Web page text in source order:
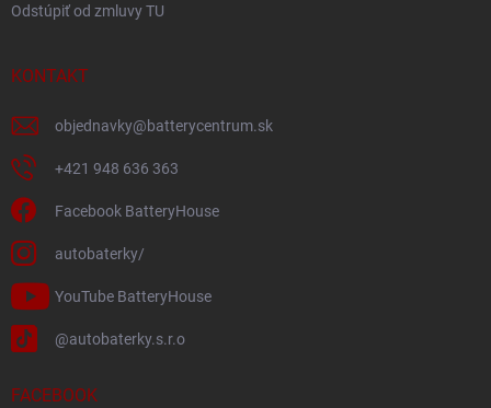
Odstúpiť od zmluvy TU
KONTAKT
objednavky@batterycentrum.sk
+421 948 636 363
Facebook BatteryHouse
autobaterky/
YouTube BatteryHouse
@autobaterky.s.r.o
FACEBOOK